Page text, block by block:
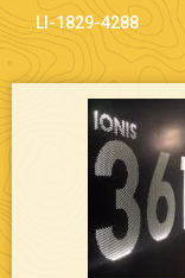
LI-1829-4288